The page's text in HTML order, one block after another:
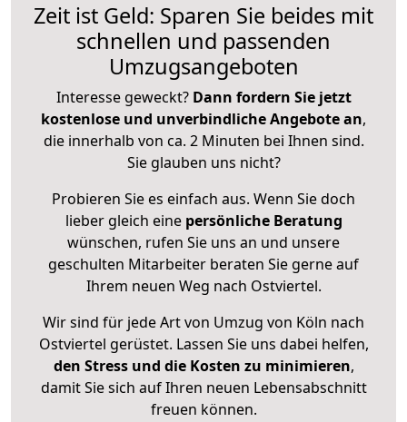
Zeit ist Geld: Sparen Sie beides mit
schnellen und passenden
Umzugsangeboten
Interesse geweckt? Dann fordern Sie jetzt
kostenlose und unverbindliche Angebote an,
die innerhalb von ca. 2 Minuten bei Ihnen sind.
Sie glauben uns nicht?
Probieren Sie es einfach aus. Wenn Sie doch
lieber gleich eine persönliche Beratung
wünschen, rufen Sie uns an und unsere
geschulten Mitarbeiter beraten Sie gerne auf
Ihrem neuen Weg nach Ostviertel.
Wir sind für jede Art von Umzug von Köln nach
Ostviertel gerüstet. Lassen Sie uns dabei helfen,
den Stress und die Kosten zu minimieren,
damit Sie sich auf Ihren neuen Lebensabschnitt
freuen können.